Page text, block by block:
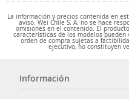
La información y precios contenida en
aviso. Wei Chile S. A. no se hace
omisiones en el contenido. El
características de los modelos
orden de compra sujetas a
ejecutivo, no constituyen
Información